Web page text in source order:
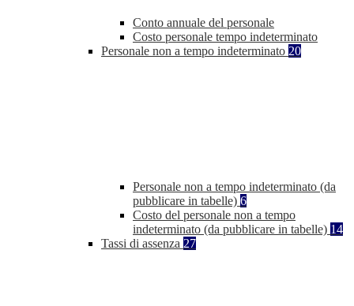
Conto annuale del personale
Costo personale tempo indeterminato
Personale non a tempo indeterminato 20
Personale non a tempo indeterminato (da
pubblicare in tabelle) 6
Costo del personale non a tempo
indeterminato (da pubblicare in tabelle) 14
Tassi di assenza 27